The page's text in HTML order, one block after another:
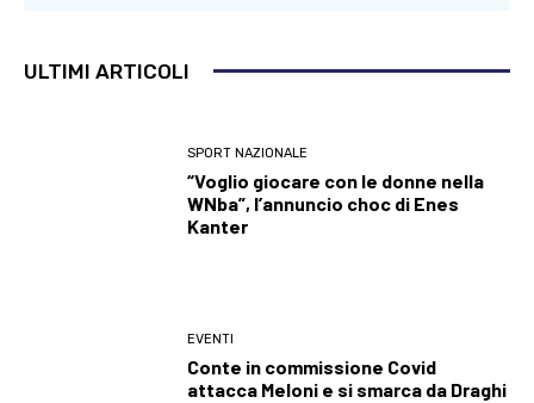
ULTIMI ARTICOLI
SPORT NAZIONALE
“Voglio giocare con le donne nella
WNba”, l’annuncio choc di Enes
Kanter
EVENTI
Conte in commissione Covid
attacca Meloni e si smarca da Draghi